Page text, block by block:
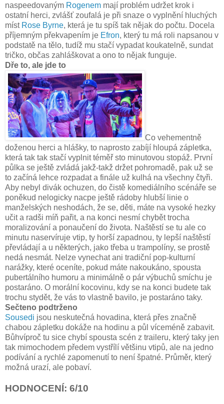
naspeedovaným Rogenem mají problém udržet krok i
ostatní herci, zvlášť zoufalá je při snaze o vyplnění hluchých
míst Rose Byrne, která je tu spíš tak nějak do počtu. Docela
příjemným překvapením je Efron, který tu má roli napsanou v
podstatě na tělo, tudíž mu stačí vypadat koukatelně, sundat
tričko, občas zahláškovat a ono to nějak funguje.
Dře to, ale jde to
Co vehementně
doženou herci a hlášky, to naprosto zabíjí hloupá zápletka,
která tak tak stačí vyplnit téměř sto minutovou stopáž. První
půlka se ještě zvládá jakž-takž držet pohromadě, pak už se
to začíná lehce rozpadat a finále už kulhá na všechny čtyři.
Aby nebyl divák ochuzen, do čistě komediálního scénáře se
poněkud nelogicky nacpe ještě rádoby hlubší linie o
manželských neshodách, že se, děti, máte na vysoké hezky
učit a radši míň pařit, a na konci nesmí chybět trocha
moralizování a ponaučení do života. Naštěstí se tu ale co
minutu naservíruje vtip, ty horší zapadnou, ty lepší naštěstí
převládají a u některých, jako třeba u trampolíny, se prostě
nedá nesmát. Nelze vynechat ani tradiční pop-kulturní
narážky, které oceníte, pokud máte nakoukáno, spousta
pubertálního humoru a minimálně o pár výbuchů smíchu je
postaráno. O morální kocovinu, kdy se na konci budete tak
trochu stydět, že vás to vlastně bavilo, je postaráno taky.
Sečteno podtrženo
Sousedi jsou neskutečná hovadina, která přes značně
chabou zápletku dokáže na hodinu a půl víceméně zabavit.
Bůhvíproč tu sice chybí spousta scén z traileru, který taky jen
tak mimochodem předem vystřílí většinu vtipů, ale na jedno
podívání a rychlé zapomenutí to není špatné. Průměr, který
možná urazí, ale pobaví.
HODNOCENÍ: 6/10